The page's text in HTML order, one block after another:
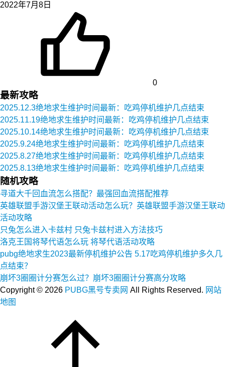
2022年7月8日
0
最新攻略
2025.12.3绝地求生维护时间最新：吃鸡停机维护几点结束
2025.11.19绝地求生维护时间最新：吃鸡停机维护几点结束
2025.10.14绝地求生维护时间最新：吃鸡停机维护几点结束
2025.9.24绝地求生维护时间最新：吃鸡停机维护几点结束
2025.8.27绝地求生维护时间最新：吃鸡停机维护几点结束
2025.8.13绝地求生维护时间最新：吃鸡停机维护几点结束
随机攻略
寻道大千回血流怎么搭配？最强回血流搭配推荐
英雄联盟手游汉堡王联动活动怎么玩？英雄联盟手游汉堡王联动
活动攻略
只兔怎么进入卡兹村 只兔卡兹村进入方法技巧
洛克王国将琴代语怎么玩 将琴代语活动攻略
pubg绝地求生2023最新停机维护公告 5.17吃鸡停机维护多久几
点结束？
崩坏3圈圈计分赛怎么过？崩坏3圈圈计分赛高分攻略
Copyright © 2026 PUBG黑号专卖网 All Rights Reserved. 网站
地图